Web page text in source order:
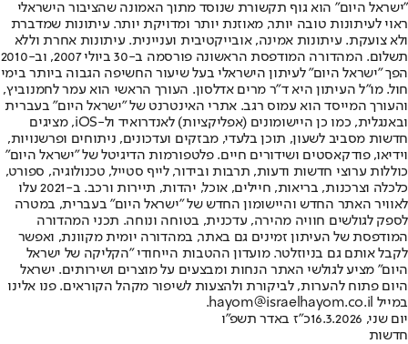
"ישראל היום" הוא גוף תקשורת שנוסד מתוך האמונה שהציבור הישראלי
ראוי לעיתונות טובה יותר, מאוזנת יותר ומדויקת יותר. עיתונות שמדברת
ולא צועקת. עיתונות אמינה, אובייקטיבית ועניינית. עיתונות אחרת וללא
תשלום. המהדורה המודפסת הראשונה פורסמה ב-30 ביולי 2007, וב-2010
הפך "ישראל היום" לעיתון הישראלי בעל שיעור החשיפה הגבוה ביותר בימי
חול. מו"ל העיתון היא ד"ר מרים אדלסון. העורך הראשי הוא עמר לחמנוביץ,
והעורך המייסד הוא עמוס רגב. אתרי האינטרנט של "ישראל היום" בעברית
ובאנגלית, כמו כן היישומונים (אפליקציות) לאנדרואיד ול-iOS, מציגים
חדשות מסביב לשעון, תוכן בלעדי, מבזקים ועדכונים, ניתוחים ופרשנויות,
וידיאו, פודקאסטים ושידורים חיים. פלטפורמות הדיגיטל של "ישראל היום"
כוללות ערוצי חדשות ודעות, תרבות ובידור, לייף סטייל, טכנולוגיה, ספורט,
כלכלה וצרכנות, בריאות, חיילים, אוכל, יהדות, תיירות ורכב. ב-2021 עלו
לאוויר האתר החדש והיישומון החדש של "ישראל היום" בעברית, במטרה
לספק לגולשים חוויה מהירה, עדכנית, בטוחה ונוחה. תכני המהדורה
המודפסת של העיתון זמינים גם באתר, במהדורה יומית מקוונת, ואפשר
לקבל אותם גם בניוזלטר. מועדון ההטבות הייחודי "הקליקה של ישראל
היום" מציע לגולשי האתר הנחות ומבצעים על מוצרים ושירותים. ישראל
היום פתוח להערות, לביקורת ולהצעות לשיפור מקהל הקוראים. פנו אלינו
במייל hayom@israelhayom.co.il.
יום שני, 16.3.2026
כ"ז באדר תשפ"ו
חדשות